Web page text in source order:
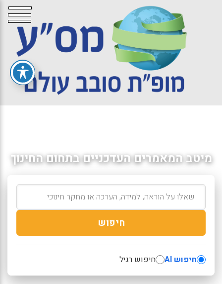
מיטב המאמרים העדכניים בתחום החינוך
חיפוש
חיפוש AI חיפוש רגיל